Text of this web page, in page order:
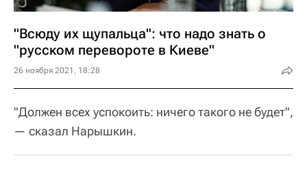
"Всюду их щупальца": что надо знать о
"русском перевороте в Киеве"
26 ноября 2021, 18:28
"Должен всех успокоить: ничего такого не будет",
— сказал Нарышкин.